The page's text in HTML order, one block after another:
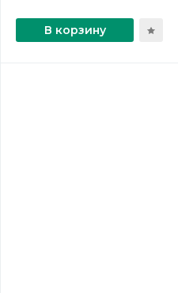
В корзину